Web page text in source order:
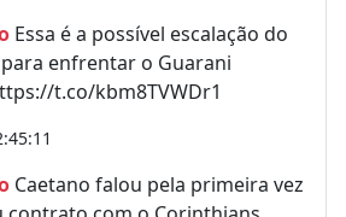
Essa é a possível escalação do
enfrentar o Guarani
t.co/kbm8TVWDr1
Caetano falou pela primeira vez